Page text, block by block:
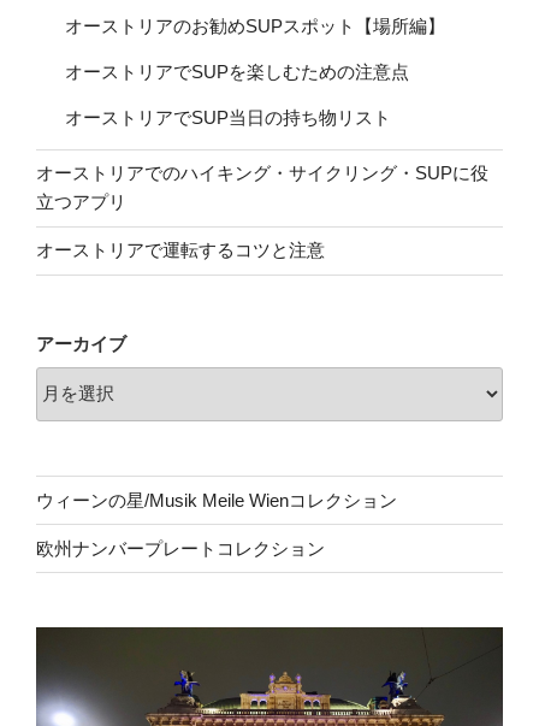
オーストリアのお勧めSUPスポット【場所編】
オーストリアでSUPを楽しむための注意点
オーストリアでSUP当日の持ち物リスト
オーストリアでのハイキング・サイクリング・SUPに役
立つアプリ
オーストリアで運転するコツと注意
アーカイブ
ウィーンの星/Musik Meile Wienコレクション
欧州ナンバープレートコレクション